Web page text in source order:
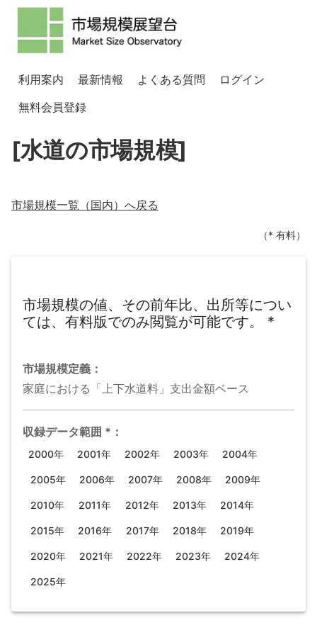
利用案内 最新情報 よくある質問
ログイン
無料会員登録
[水道の市場規模]
市場規模一覧（国内）へ戻る
（* 有料）
市場規模の値、その前年比、出所等につい
ては、有料版でのみ閲覧が可能です。
*
市場規模定義：
家庭における「上下水道料」支出金額ベース
収録データ範囲 * ：
2000年 2001年 2002年 2003年 2004年
2005年 2006年 2007年 2008年 2009年
2010年 2011年 2012年 2013年 2014年
2015年 2016年 2017年 2018年 2019年
2020年 2021年 2022年 2023年 2024年
2025年